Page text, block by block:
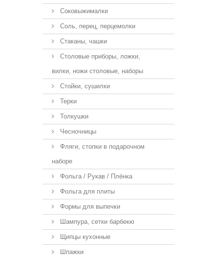
Соковыжималки
Соль, перец, перцемолки
Стаканы, чашки
Столовые приборы, ложки,
вилки, ножи столовые, наборы
Стойки, сушилки
Терки
Толкушки
Чесночницы
Фляги, стопки в подарочном
наборе
Фольга / Рукав / Плёнка
Фольга для плиты
Формы для выпечки
Шампура, сетки барбекю
Щипцы кухонные
Шпажки